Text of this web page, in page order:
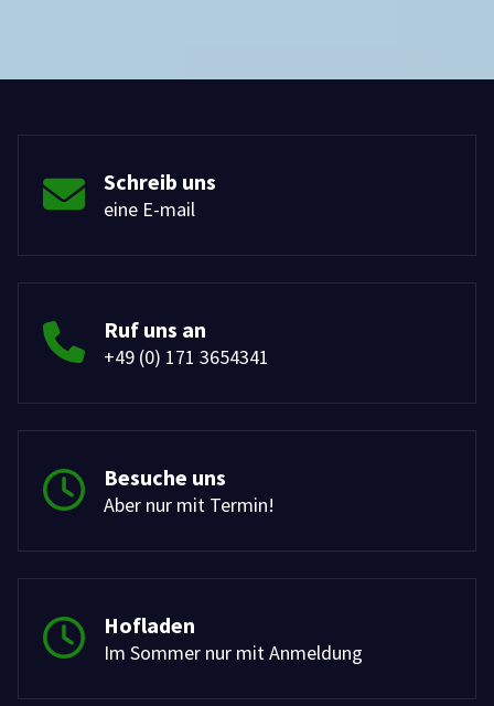
Schreib uns
eine E-mail
Ruf uns an
+49 (0) 171 3654341
Besuche uns
Aber nur mit Termin!
Hofladen
Im Sommer nur mit Anmeldung